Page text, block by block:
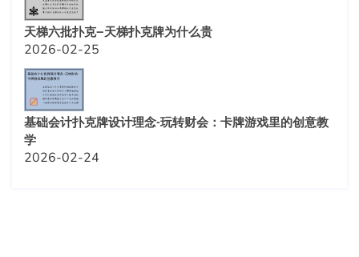
天梯六批扑克—天梯扑克牌为什么贵
2026-02-25
基础会计扑克牌设计理念-玩转财会：卡牌游戏里的创意教
学
2026-02-24